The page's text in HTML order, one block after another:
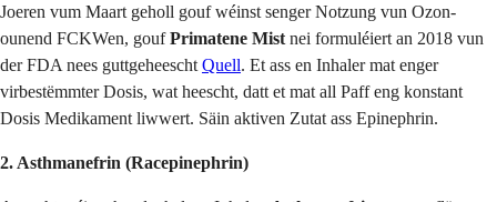
Joeren vum Maart geholl gouf wéinst senger Notzung vun Ozon-
ounend FCKWen, goufPrimatene Mist nei formuléiert an 2018 vun
der FDA nees guttgeheescht Quell. Et ass en Inhaler mat enger
virbestëmmter Dosis, wat heescht, datt et mat all Paff eng konstant
Dosis Medikament liwwert. Säin aktiven Zutat ass Epinephrin.
2. Asthmanefrin (Racepinephrin)